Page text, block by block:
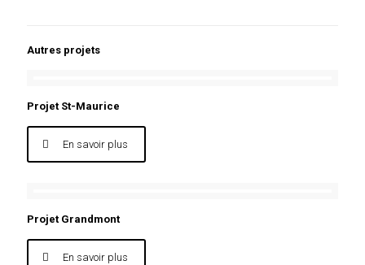
Autres projets
Projet St-Maurice
En savoir plus
Projet Grandmont
En savoir plus